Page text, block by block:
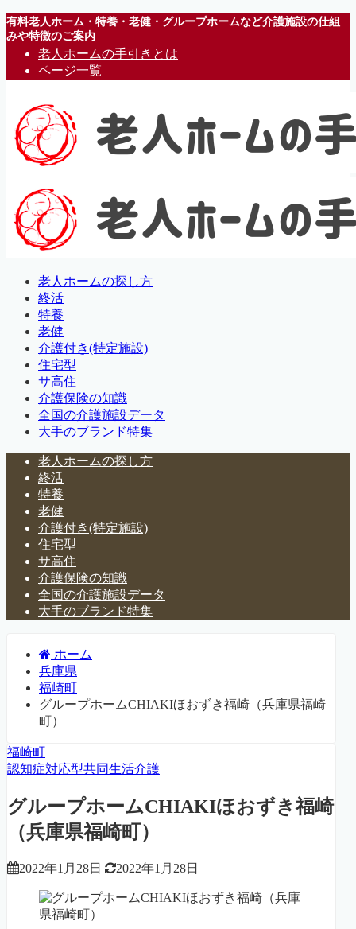
有料老人ホーム・特養・老健・グループホームなど介護施設の仕組
みや特徴のご案内
老人ホームの手引きとは
ページ一覧
老人ホームの探し方
終活
特養
老健
介護付き(特定施設)
住宅型
サ高住
介護保険の知識
全国の介護施設データ
大手のブランド特集
老人ホームの探し方
終活
特養
老健
介護付き(特定施設)
住宅型
サ高住
介護保険の知識
全国の介護施設データ
大手のブランド特集
ホーム
兵庫県
福崎町
グループホームCHIAKIほおずき福崎（兵庫県福崎
町）
福崎町
認知症対応型共同生活介護
グループホームCHIAKIほおずき福崎
（兵庫県福崎町）
2022年1月28日 2022年1月28日